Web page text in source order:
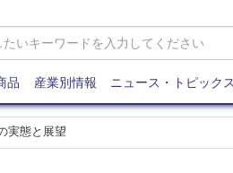
品 産業別情報 ニュース・トピックス
実態と展望